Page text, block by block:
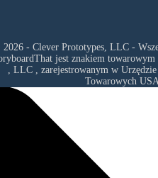
- Clever Prototypes, LLC -
jest znakiem
, LLC, zarejestrowanym w
Towarowych